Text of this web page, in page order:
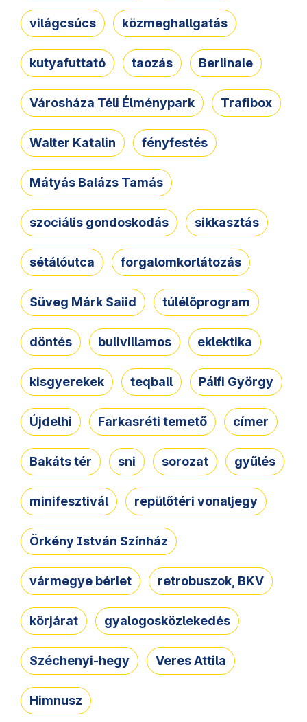
világcsúcs közmeghallgatás
kutyafuttató taozás Berlinale
Városháza Téli Élménypark Trafibox
Walter Katalin fényfestés
Mátyás Balázs Tamás
szociális gondoskodás sikkasztás
sétálóutca forgalomkorlátozás
Süveg Márk Saiid túlélőprogram
döntés bulivillamos eklektika
kisgyerekek teqball Pálfi György
Újdelhi Farkasréti temető címer
Bakáts tér sni sorozat gyűlés
minifesztivál repülőtéri vonaljegy
Örkény István Színház
vármegye bérlet retrobuszok, BKV
körjárat gyalogosközlekedés
Széchenyi-hegy Veres Attila
Himnusz